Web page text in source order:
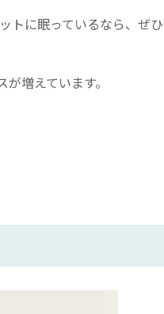
トに眠っているなら、ぜひ
増えています。